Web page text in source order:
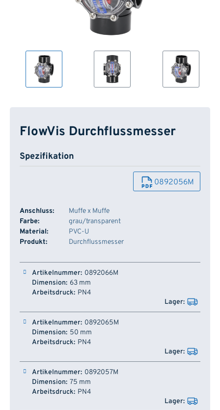
FlowVis Durchflussmesser
Spezifikation
0892056M
Anschluss:
Muffe x Muffe
Farbe:
grau/transparent
Material:
PVC-U
Produkt:
Durchflussmesser
Artikelnummer Dimension
0892066M
63 mm
PN4
0892065M
50 mm
PN4
0892057M
75 mm
PN4